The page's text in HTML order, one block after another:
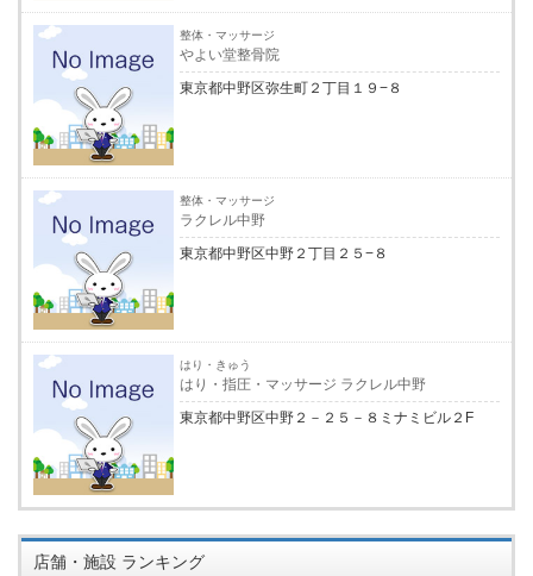
整体・マッサージ
やよい堂整骨院
東京都中野区弥生町２丁目１９−８
整体・マッサージ
ラクレル中野
東京都中野区中野２丁目２５−８
はり・きゅう
はり・指圧・マッサージ ラクレル中野
東京都中野区中野２－２５－８ミナミビル２F
店舗・施設 ランキング